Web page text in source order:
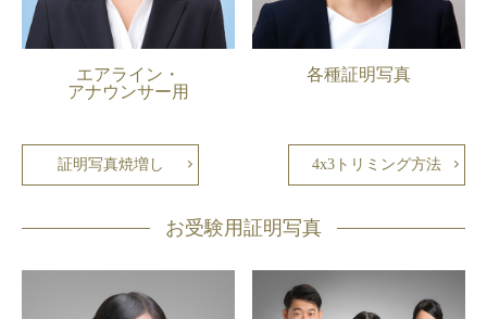
エアライン・
アナウンサー用
各種証明写真
証明写真焼増し 4x3トリミング方法
お受験用証明写真